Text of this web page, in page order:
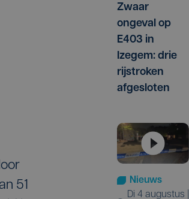
51
Zwaar
ongeval op
E403 in
Izegem: drie
rijstroken
afgesloten
Nieuws
di 4 augustus |